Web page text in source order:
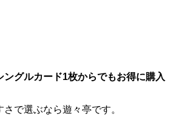
グルカード1枚からでもお得に購入
で選ぶなら遊々亭です。